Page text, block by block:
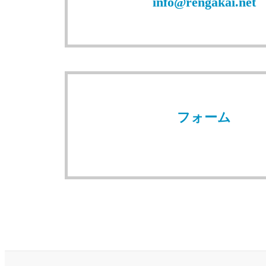
フォーム